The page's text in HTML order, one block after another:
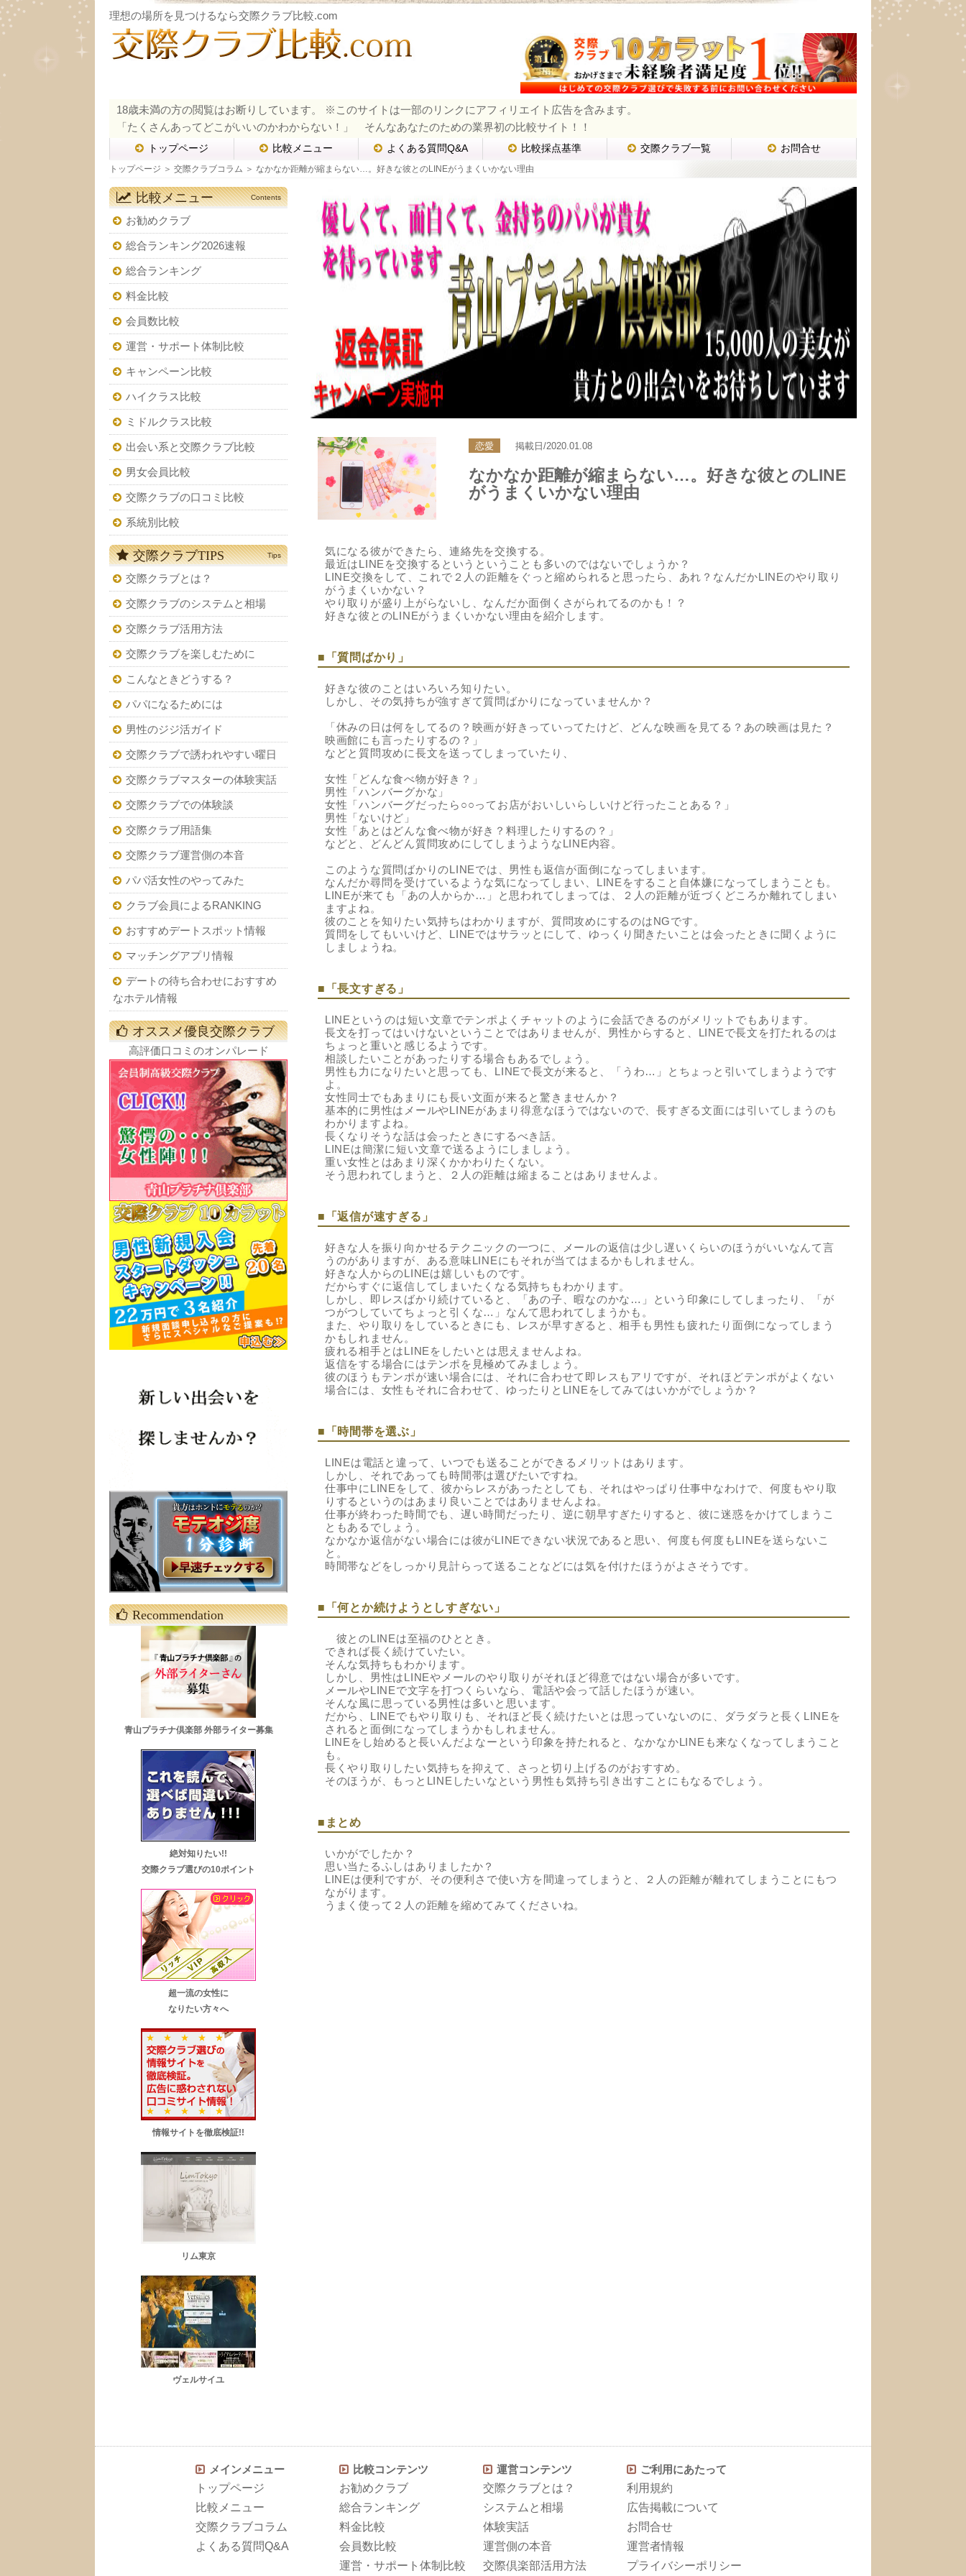
理想の場所を見つけるなら交際クラブ比較.com
18歳未満の方の閲覧はお断りしています。 ※このサイトは一部のリンクにアフィリエイト広告を含みます。
「たくさんあってどこがいいのかわからない！」 そんなあなたのための業界初の比較サイト！！
トップページ 比較メニュー よくある質問Q&A 比較採点基準 交際クラブ一覧 お問合せ
トップページ ＞ 交際クラブコラム ＞ なかなか距離が縮まらない…。好きな彼とのLINEがうまくいかない理由
恋愛 掲載日/2020.01.08
なかなか距離が縮まらない…。好きな彼とのLINE
がうまくいかない理由
気になる彼ができたら、連絡先を交換する。
最近はLINEを交換するというということも多いのではないでしょうか？
LINE交換をして、これで２人の距離をぐっと縮められると思ったら、あれ？なんだかLINEのやり取り
がうまくいかない？
やり取りが盛り上がらないし、なんだか面倒くさがられてるのかも！？
好きな彼とのLINEがうまくいかない理由を紹介します。
■「質問ばかり」
好きな彼のことはいろいろ知りたい。
しかし、その気持ちが強すぎて質問ばかりになっていませんか？
「休みの日は何をしてるの？映画が好きっていってたけど、どんな映画を見てる？あの映画は見た？
映画館にも言ったりするの？」
などと質問攻めに長文を送ってしまっていたり、
女性「どんな食べ物が好き？」
男性「ハンバーグかな」
女性「ハンバーグだったら○○ってお店がおいしいらしいけど行ったことある？」
男性「ないけど」
女性「あとはどんな食べ物が好き？料理したりするの？」
などと、どんどん質問攻めにしてしまうようなLINE内容。
このような質問ばかりのLINEでは、男性も返信が面倒になってしまいます。
なんだか尋問を受けているような気になってしまい、LINEをすること自体嫌になってしまうことも。
LINEが来ても「あの人からか…」と思われてしまっては、２人の距離が近づくどころか離れてしまい
ますよね。
彼のことを知りたい気持ちはわかりますが、質問攻めにするのはNGです。
質問をしてもいいけど、LINEではサラッとにして、ゆっくり聞きたいことは会ったときに聞くように
しましょうね。
■「長文すぎる」
LINEというのは短い文章でテンポよくチャットのように会話できるのがメリットでもあります。
長文を打ってはいけないということではありませんが、男性からすると、LINEで長文を打たれるのは
ちょっと重いと感じるようです。
相談したいことがあったりする場合もあるでしょう。
男性も力になりたいと思っても、LINEで長文が来ると、「うわ…」とちょっと引いてしまうようです
よ。
女性同士でもあまりにも長い文面が来ると驚きませんか？
基本的に男性はメールやLINEがあまり得意なほうではないので、長すぎる文面には引いてしまうのも
わかりますよね。
長くなりそうな話は会ったときにするべき話。
LINEは簡潔に短い文章で送るようにしましょう。
重い女性とはあまり深くかかわりたくない。
そう思われてしまうと、２人の距離は縮まることはありませんよ。
■「返信が速すぎる」
好きな人を振り向かせるテクニックの一つに、メールの返信は少し遅いくらいのほうがいいなんて言
うのがありますが、ある意味LINEにもそれが当てはまるかもしれません。
好きな人からのLINEは嬉しいものです。
だからすぐに返信してしまいたくなる気持ちもわかります。
しかし、即レスばかり続けていると、「あの子、暇なのかな…」という印象にしてしまったり、「が
つがつしていてちょっと引くな…」なんて思われてしまうかも。
また、やり取りをしているときにも、レスが早すぎると、相手も男性も疲れたり面倒になってしまう
かもしれません。
疲れる相手とはLINEをしたいとは思えませんよね。
返信をする場合にはテンポを見極めてみましょう。
彼のほうもテンポが速い場合には、それに合わせて即レスもアリですが、それほどテンポがよくない
場合には、女性もそれに合わせて、ゆったりとLINEをしてみてはいかがでしょうか？
■「時間帯を選ぶ」
LINEは電話と違って、いつでも送ることができるメリットはあります。
しかし、それであっても時間帯は選びたいですね。
仕事中にLINEをして、彼からレスがあったとしても、それはやっぱり仕事中なわけで、何度もやり取
りするというのはあまり良いことではありませんよね。
仕事が終わった時間でも、遅い時間だったり、逆に朝早すぎたりすると、彼に迷惑をかけてしまうこ
ともあるでしょう。
なかなか返信がない場合には彼がLINEできない状況であると思い、何度も何度もLINEを送らないこ
と。
時間帯などをしっかり見計らって送ることなどには気を付けたほうがよさそうです。
■「何とか続けようとしすぎない」
彼とのLINEは至福のひととき。
できれば長く続けていたい。
そんな気持ちもわかります。
しかし、男性はLINEやメールのやり取りがそれほど得意ではない場合が多いです。
メールやLINEで文字を打つくらいなら、電話や会って話したほうが速い。
そんな風に思っている男性は多いと思います。
だから、LINEでもやり取りも、それほど長く続けたいとは思っていないのに、ダラダラと長くLINEを
されると面倒になってしまうかもしれません。
LINEをし始めると長いんだよなーという印象を持たれると、なかなかLINEも来なくなってしまうこと
も。
長くやり取りしたい気持ちを抑えて、さっと切り上げるのがおすすめ。
そのほうが、もっとLINEしたいなという男性も気持ち引き出すことにもなるでしょう。
■まとめ
いかがでしたか？
思い当たるふしはありましたか？
LINEは便利ですが、その便利さで使い方を間違ってしまうと、２人の距離が離れてしまうことにもつ
ながります。
うまく使って２人の距離を縮めてみてくださいね。
比較メニュー Contents
お勧めクラブ
総合ランキング2026速報
総合ランキング
料金比較
会員数比較
運営・サポート体制比較
キャンペーン比較
ハイクラス比較
ミドルクラス比較
出会い系と交際クラブ比較
男女会員比較
交際クラブの口コミ比較
系統別比較
交際クラブTIPS Tips
交際クラブとは？
交際クラブのシステムと相場
交際クラブ活用方法
交際クラブを楽しむために
こんなときどうする？
パパになるためには
男性のジジ活ガイド
交際クラブで誘われやすい曜日
交際クラブマスターの体験実話
交際クラブでの体験談
交際クラブ用語集
交際クラブ運営側の本音
パパ活女性のやってみた
クラブ会員によるRANKING
おすすめデートスポット情報
マッチングアプリ情報
デートの待ち合わせにおすすめ
なホテル情報
オススメ優良交際クラブ
高評価口コミのオンパレード
Recommendation
青山プラチナ倶楽部 外部ライター募集
絶対知りたい!!
交際クラブ選びの10ポイント
超一流の女性に
なりたい方々へ
情報サイトを徹底検証!!
リム東京
ヴェルサイユ
メインメニュー
トップページ
比較メニュー
交際クラブコラム
よくある質問Q&A
比較コンテンツ
お勧めクラブ
総合ランキング
料金比較
会員数比較
運営・サポート体制比較
運営コンテンツ
交際クラブとは？
システムと相場
体験実話
運営側の本音
交際倶楽部活用方法
ご利用にあたって
利用規約
広告掲載について
お問合せ
運営者情報
プライバシーポリシー